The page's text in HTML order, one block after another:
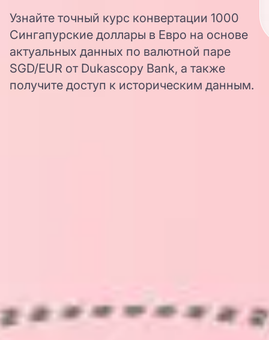
Узнайте точный курс конвертации 1000
Сингапурские доллары в Евро на основе
актуальных данных по валютной паре
SGD/EUR от Dukascopy Bank, а также
получите доступ к историческим данным.